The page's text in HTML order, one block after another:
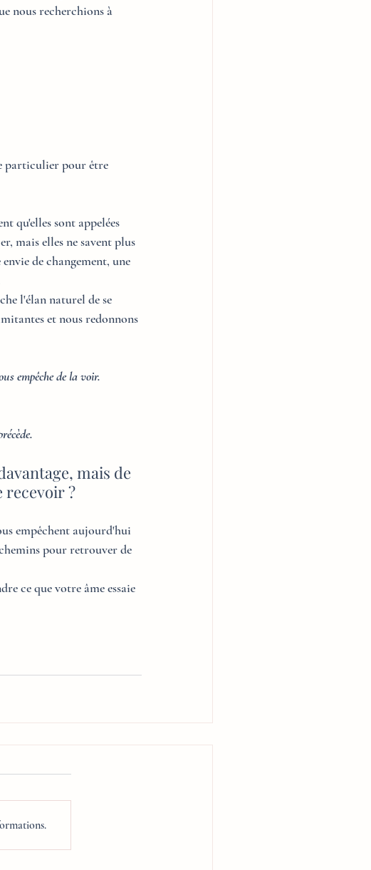
nous recherchions à
particulier pour être
qu'elles sont appelées
mais elles ne savent plus
de changement, une
l'élan naturel de se
et nous redonnons
empêche de la voir.
mais de
recevoir ?
empêchent aujourd'hui
pour retrouver de
ce que votre âme essaie